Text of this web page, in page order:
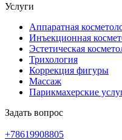
Услуги
Аппаратная
Инъекционная
Эстетическая
Трихология
Коррекция фигуры
Массаж
Парикмахерские
Задать вопрос
+78619908805